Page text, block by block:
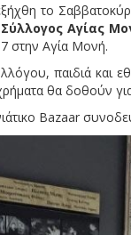
το
Σύλλογος Αγίας
στην Αγία Μονή.
παιδιά και
θα δοθούν
Bazaar